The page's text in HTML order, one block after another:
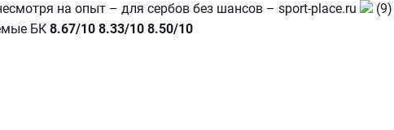
на опыт – для сербов без шансов – sport-place.ru
(9)
БК 8.67/10 8.33/10 8.50/10